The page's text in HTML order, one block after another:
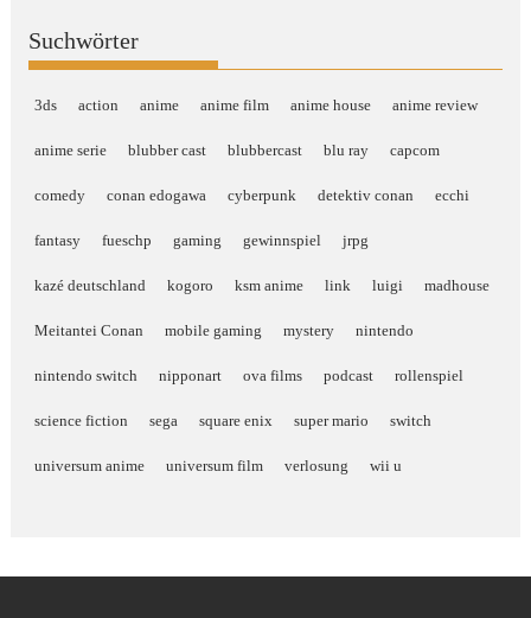
Suchwörter
3ds action anime anime film anime house anime review
anime serie blubber cast blubbercast blu ray capcom
comedy conan edogawa cyberpunk detektiv conan ecchi
fantasy fueschp gaming gewinnspiel jrpg
kazé deutschland kogoro ksm anime link luigi madhouse
Meitantei Conan mobile gaming mystery nintendo
nintendo switch nipponart ova films podcast rollenspiel
science fiction sega square enix super mario switch
universum anime universum film verlosung wii u